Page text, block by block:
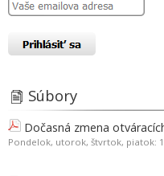
Súbory
Dočasná zmena
Pondelok, utorok, štvrtok, piatok: